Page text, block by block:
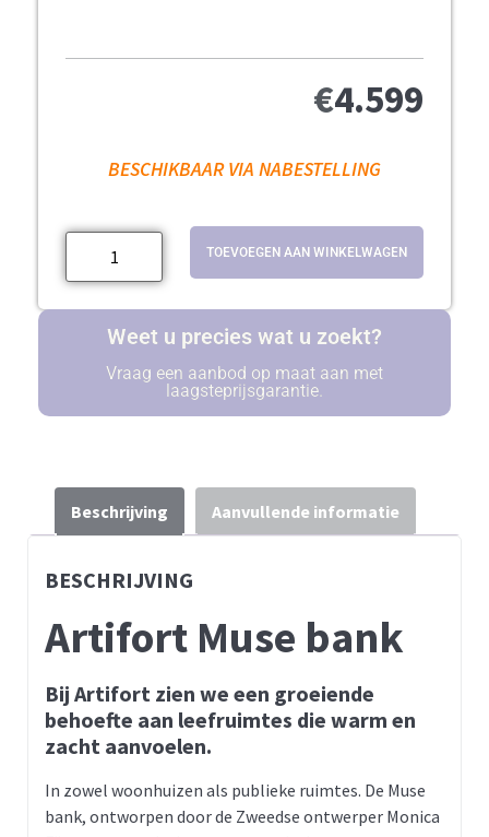
€4.599
BESCHIKBAAR VIA NABESTELLING
TOEVOEGEN AAN WINKELWAGEN
Weet u precies wat u zoekt?
Vraag een aanbod op maat aan met
laagsteprijsgarantie.
Beschrijving Aanvullende informatie
BESCHRIJVING
Artifort Muse bank
Bij Artifort zien we een groeiende
behoefte aan leefruimtes die warm en
zacht aanvoelen.
In zowel woonhuizen als publieke ruimtes. De Muse
bank, ontworpen door de Zweedse ontwerper Monica